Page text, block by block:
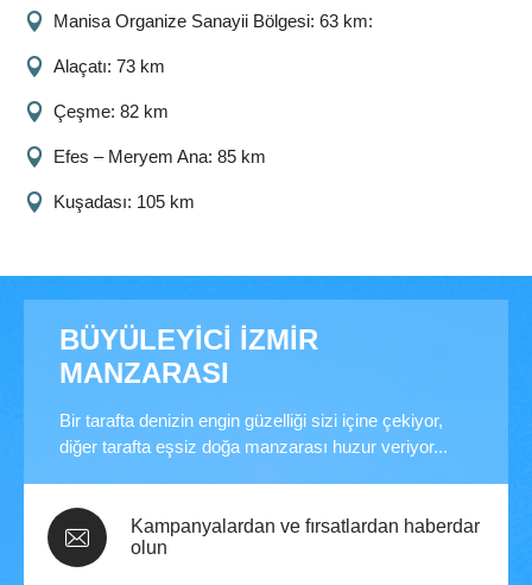
Manisa Organize Sanayii Bölgesi: 63 km:
Alaçatı: 73 km
Çeşme: 82 km
Efes – Meryem Ana: 85 km
Kuşadası: 105 km
BÜYÜLEYİCİ İZMİR
MANZARASI
Bir tarafta denizin engin güzelliği sizi içine çekiyor,
diğer tarafta eşsiz doğa manzarası huzur veriyor...
Kampanyalardan ve fırsatlardan haberdar
olun